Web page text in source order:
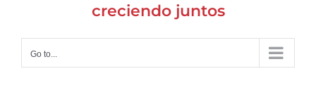
creciendo juntos
Go to...